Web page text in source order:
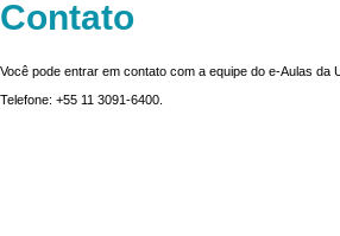
Contato
Você pode entrar em contato com a equipe do e-Aulas da
Telefone: +55 11 3091-6400.